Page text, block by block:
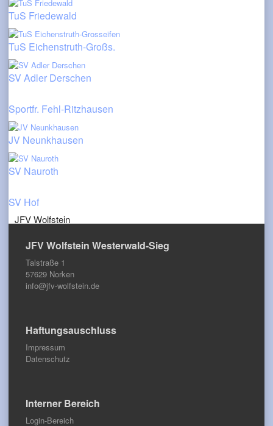
TuS Friedewald
TuS Eichenstruth-Großs.
SV Adler Derschen
Sportfr. Fehl-Ritzhausen
JV Neunkhausen
SV Nauroth
SV Hof
JFV Wolfstein
JFV Wolfstein Westerwald-Sieg
Talstraße 1
57629 Norken
info@jfv-wolfstein.de
Haftungsauschluss
Impressum
Datenschutz
Interner Bereich
Login-Bereich